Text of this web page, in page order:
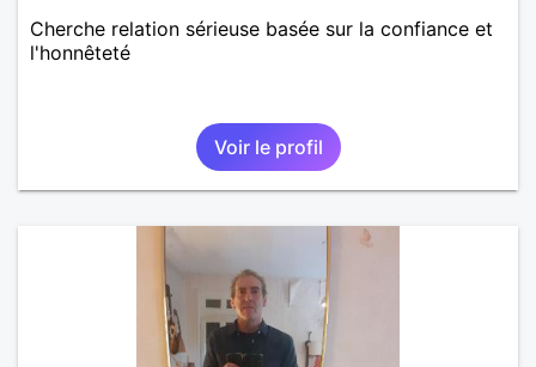
Cherche relation sérieuse basée sur la confiance et
l'honnêteté
Voir le profil